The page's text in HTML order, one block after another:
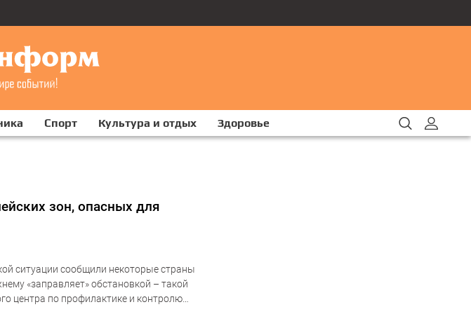
Спорт Культура и отдых Здоровье
зон, опасных для
ситуации сообщили некоторые страны
«заправляет» обстановкой – такой
центра по профилактике и контролю